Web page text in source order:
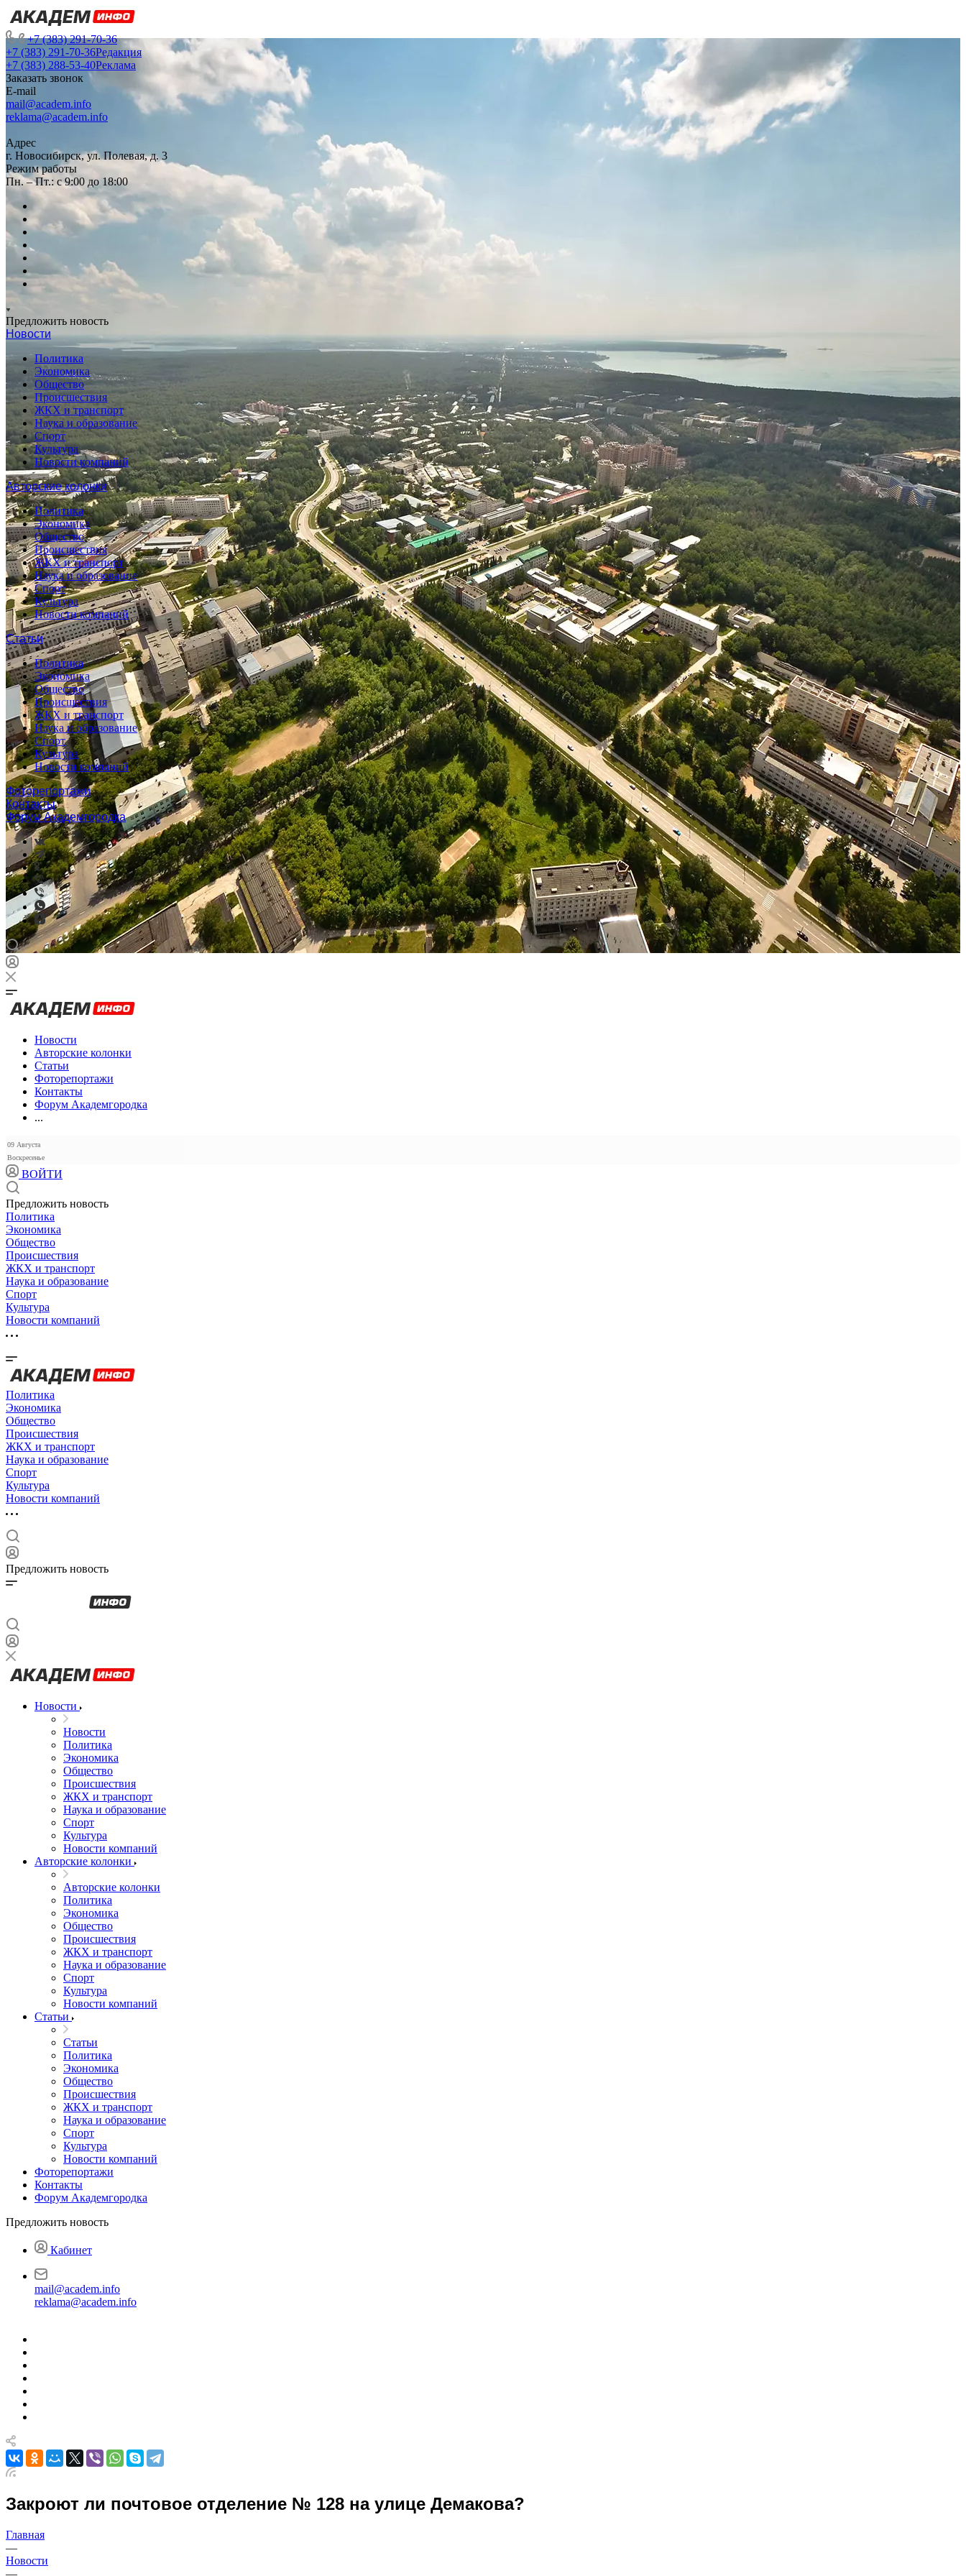
+7 (383) 291-70-36
+7 (383) 291-70-36Редакция
+7 (383) 288-53-40Реклама
Заказать звонок
E-mail
mail@academ.info
reklama@academ.info
Адрес
г. Новосибирск, ул. Полевая, д. 3
Режим работы
Пн. – Пт.: с 9:00 до 18:00
Предложить новость
Новости
Политика
Экономика
Общество
Происшествия
ЖКХ и транспорт
Наука и образование
Спорт
Культура
Новости компаний
Авторские колонки
Политика
Экономика
Общество
Происшествия
ЖКХ и транспорт
Наука и образование
Спорт
Культура
Новости компаний
Статьи
Политика
Экономика
Общество
Происшествия
ЖКХ и транспорт
Наука и образование
Спорт
Культура
Новости компаний
Фоторепортажи
Контакты
Форум Академгородка
Новости
Авторские колонки
Статьи
Фоторепортажи
Контакты
Форум Академгородка
...
09 Августа
Воскресенье
ВОЙТИ
Предложить новость
Политика
Экономика
Общество
Происшествия
ЖКХ и транспорт
Наука и образование
Спорт
Культура
Новости компаний
Политика
Экономика
Общество
Происшествия
ЖКХ и транспорт
Наука и образование
Спорт
Культура
Новости компаний
Предложить новость
Новости
Новости
Политика
Экономика
Общество
Происшествия
ЖКХ и транспорт
Наука и образование
Спорт
Культура
Новости компаний
Авторские колонки
Авторские колонки
Политика
Экономика
Общество
Происшествия
ЖКХ и транспорт
Наука и образование
Спорт
Культура
Новости компаний
Статьи
Статьи
Политика
Экономика
Общество
Происшествия
ЖКХ и транспорт
Наука и образование
Спорт
Культура
Новости компаний
Фоторепортажи
Контакты
Форум Академгородка
Предложить новость
Кабинет
mail@academ.info
reklama@academ.info
Закроют ли почтовое отделение № 128 на улице Демакова?
Главная
—
Новости
—